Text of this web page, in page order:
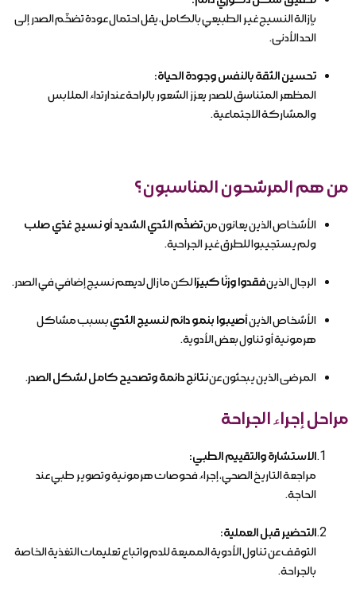
بإزالة النسيج غير الطبيعي بالكامل، يقل احتمال عودة تضخّم الصدر إلى
الحد الأدنى.
تحسين الثقة بالنفس وجودة الحياة:
المظهر المتناسق للصدر يعزز الشعور بالراحة عند ارتداء الملابس
والمشاركة الاجتماعية.
من هم المرشحون المناسبون؟
الأشخاص الذين يعانون منتضخّم الثدي الشديد أو نسيج غدّي صلب
ولم يستجيبوا للطرق غير الجراحية.
الرجال الذينفقدوا وزنًا كبيرًالكن ما زال لديهم نسيج إضافي في الصدر.
الأشخاص الذينأصيبوا بنمو دائم لنسيج الثديبسبب مشاكل
هرمونية أو تناول بعض الأدوية.
المرضى الذين يبحثون عننتائج دائمة وتصحيح كامل لشكل الصدر.
مراحل إجراء الجراحة
الاستشارة والتقييم الطبي:
مراجعة التاريخ الصحي، إجراء فحوصات هرمونية وتصوير طبي عند
الحاجة.
التحضير قبل العملية:
التوقف عن تناول الأدوية المميعة للدم واتباع تعليمات التغذية الخاصة
بالجراحة.